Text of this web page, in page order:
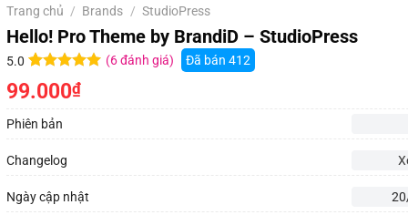
Trang chủ / Brands / StudioPress
Hello! Pro Theme by BrandiD – StudioPress
5.0
5.0 trên 5
dựa trên
(6đánh giá) Đã bán412
99.000₫
Phiên bản
Changelog
Ngày cập nhật